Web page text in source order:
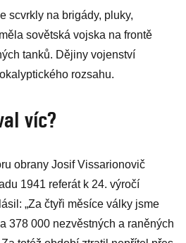
scvrkly na brigády, pluky,
sovětská vojska na frontě
tanků. Dějiny vojenství
rozsahu.
víc?
obrany Josif Vissarionovič
1941 referát k 24. výročí
„Za čtyři měsíce války jsme
378 000 nezvěstných a raněných